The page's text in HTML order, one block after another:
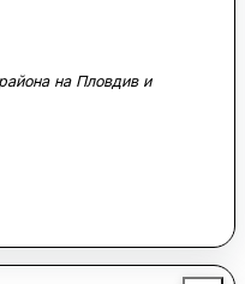
на Пловдив и